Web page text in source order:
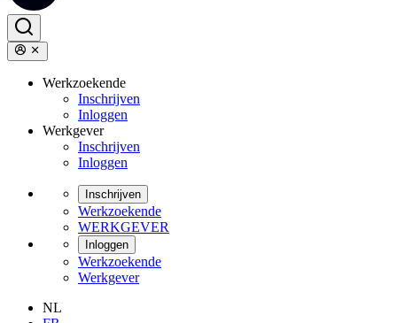
Werkzoekende
Inschrijven
Inloggen
Werkgever
Inschrijven
Inloggen
Inschrijven
Werkzoekende
WERKGEVER
Inloggen
Werkzoekende
Werkgever
NL